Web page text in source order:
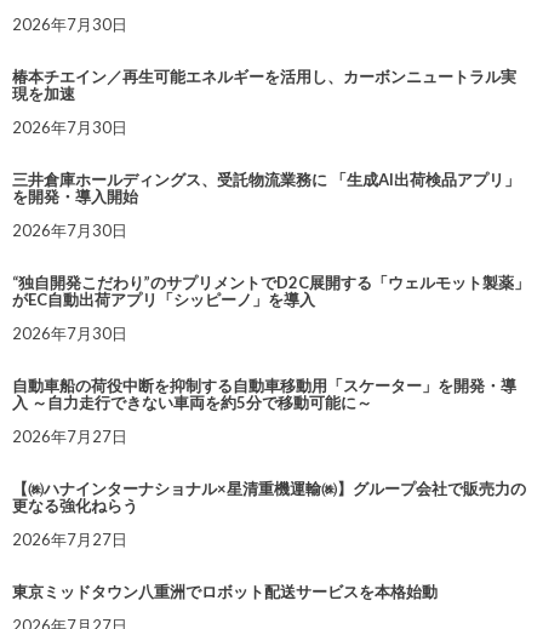
2026年7月30日
椿本チエイン／再生可能エネルギーを活用し、カーボンニュートラル実
現を加速
2026年7月30日
三井倉庫ホールディングス、受託物流業務に 「生成AI出荷検品アプリ」
を開発・導入開始
2026年7月30日
“独自開発こだわり”のサプリメントでD2C展開する「ウェルモット製薬」
がEC自動出荷アプリ「シッピーノ」を導入
2026年7月30日
自動車船の荷役中断を抑制する自動車移動用「スケーター」を開発・導
入 ～自力走行できない車両を約5分で移動可能に～
2026年7月27日
【㈱ハナインターナショナル×星清重機運輸㈱】グループ会社で販売力の
更なる強化ねらう
2026年7月27日
東京ミッドタウン八重洲でロボット配送サービスを本格始動